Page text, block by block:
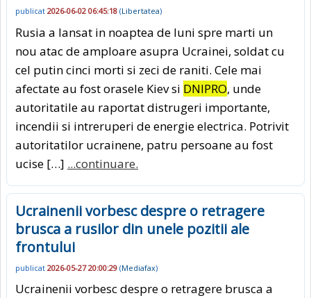
publicat 2026-06-02 06:45:18 (Libertatea)
Rusia a lansat in noaptea de luni spre marti un
nou atac de amploare asupra Ucrainei, soldat cu
cel putin cinci morti si zeci de raniti. Cele mai
afectate au fost orasele Kiev si DNIPRO, unde
autoritatile au raportat distrugeri importante,
incendii si intreruperi de energie electrica. Potrivit
autoritatilor ucrainene, patru persoane au fost
ucise […] ...continuare.
Ucrainenii vorbesc despre o retragere
brusca a rusilor din unele pozitii ale
frontului
publicat 2026-05-27 20:00:29 (Mediafax)
Ucrainenii vorbesc despre o retragere brusca a